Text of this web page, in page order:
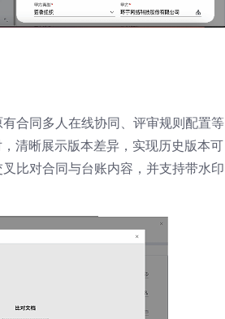
合同多人在线协同、评审规则配置等
清晰展示版本差异，实现历史版本可
比对合同与台账内容，并支持带水印